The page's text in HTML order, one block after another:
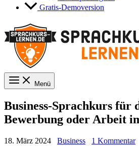
Gratis-Demoversion
Menü
Business-Sprachkurs für
Bewerbung oder Arbeit
18. März 2024 Business 1 Kommentar